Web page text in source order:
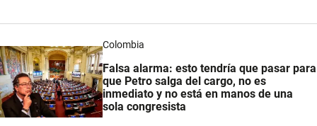
Colombia
Falsa alarma: esto tendría que pasar para
que Petro salga del cargo, no es
inmediato y no está en manos de una
sola congresista